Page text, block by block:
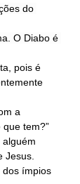
do
O Diabo é
pois é
a
que tem?”
Jesus.
dos ímpios